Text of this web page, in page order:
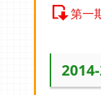
第一